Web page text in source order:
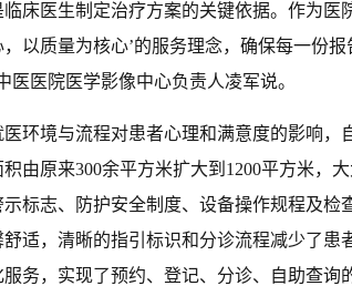
床医生制定治疗方案的关键依据。作为医
，以质量为核心’的服务理念，确保每一份
医医院医学影像中心负责人凌军说。
医环境与流程对患者心理和满意度的影响，
由原来300余平方米扩大到1200平方米，
标志、防护安全制度、设备操作规程及检
舒适，清晰的指引标识和分诊流程减少了患
务，实现了预约、登记、分诊、自助查询